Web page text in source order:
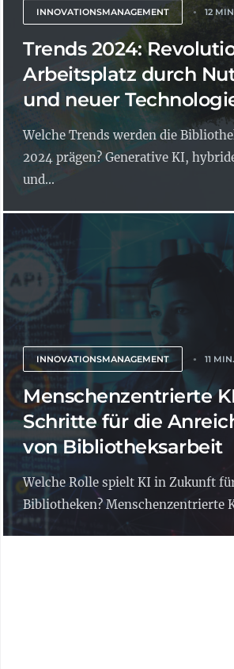
INNOVATIONSMANAGEMENT 12
Trends 2024:
Arbeitsplatz durch
und neuer
Welche Trends werden die
2024 prägen? Generative KI,
und...
INNOVATIONSMANAGEMENT 11
Menschenzentrierte
Schritte für die
von Bibliotheksarbeit
Welche Rolle spielt KI in Zukunft
Bibliotheken? Menschenzentrierte